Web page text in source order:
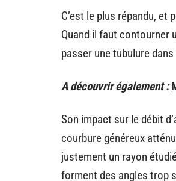
C’est le plus répandu,
Quand il faut contourner
passer une tubulure
A découvrir également :
Son impact sur le débit
courbure généreux
justement un rayon
forment des angles trop